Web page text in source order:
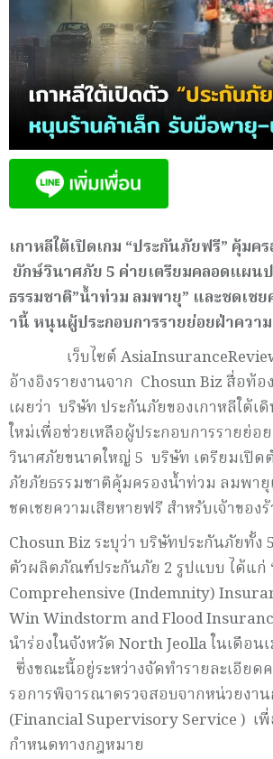
เกาหลีใต้เปิดเกม “ประกันภัยฟรี” คุ้มคร
ยักษ์วินาศภัย5 ค่ายเตรียมคลอดแผน
ธรรมชาติ”น้ำท่วม ลมพายุ” และชดเช
านี้ หนุนผู้ประกอบการรายย่อยฝ่าควา
เว็บไซต์ AsiaInsuranceReview
อ้างอิงรายงานจาก Chosun Biz สื่อท้อ
เผยว่า บริษัท ประกันภัยของเกาหลีใต้เ
ใหม่เพื่อช่วยเหลือผู้ประกอบการรายย่อ
วินาศภัยขนาดใหญ่ 5 บริษัท เตรียมเปิด
ภัยภัยธรรมชาติคุ้มครองน้ำท่วม ลมพา
ชดเชยความเสียหายฟรี สำหรับเจ้าของ
Chosun Biz ระบุว่า บริษัทประกันภัยทั้
ตัวผลิตภัณฑ์ประกันภัย 2 รูปแบบ ได้แก่
Comprehensive (Indemnity)
Win Windstorm and Flood
นำร่องในจังหวัด North Jeolla ในเดือน
ซึ่งขณะนี้อยู่ระหว่างจัดทำรายละเอียด
รอการพิจารณาตรวจสอบจากหน่วยงา
(Financial Supervisory Service ) เพื่
กำหนดทางกฎหมาย